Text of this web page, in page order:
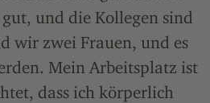
und die Kollegen sind
wir zwei Frauen, und es
Mein Arbeitsplatz ist
dass ich körperlich